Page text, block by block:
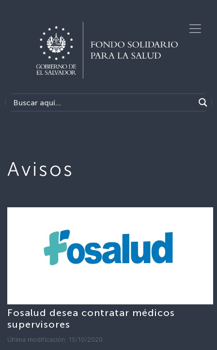
Avisos
Fosalud desea contratar médicos
supervisores
Última modificación: 15/10/2020